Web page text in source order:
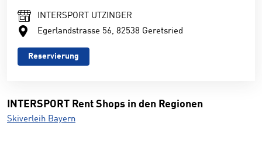
INTERSPORT UTZINGER
Egerlandstrasse 56, 82538 Geretsried
Reservierung
INTERSPORT Rent Shops in den Regionen
Skiverleih Bayern